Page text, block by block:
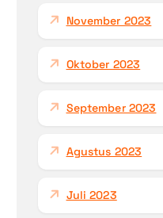
November 2023
Oktober 2023
September 2023
Agustus 2023
Juli 2023